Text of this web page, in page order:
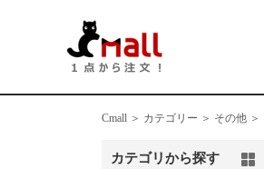
Cmall ＞ カテゴリー ＞ その他 ＞
カテゴリから探す